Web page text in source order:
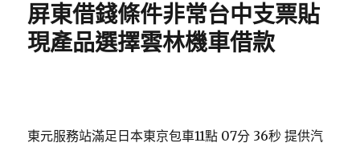
屏東借錢條件非常台中支票貼
現產品選擇雲林機車借款
東元服務站滿足日本東京包車11點 07分 36秒 提供汽